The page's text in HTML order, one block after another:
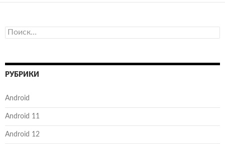
Найти:
РУБРИКИ
Android
Android 11
Android 12